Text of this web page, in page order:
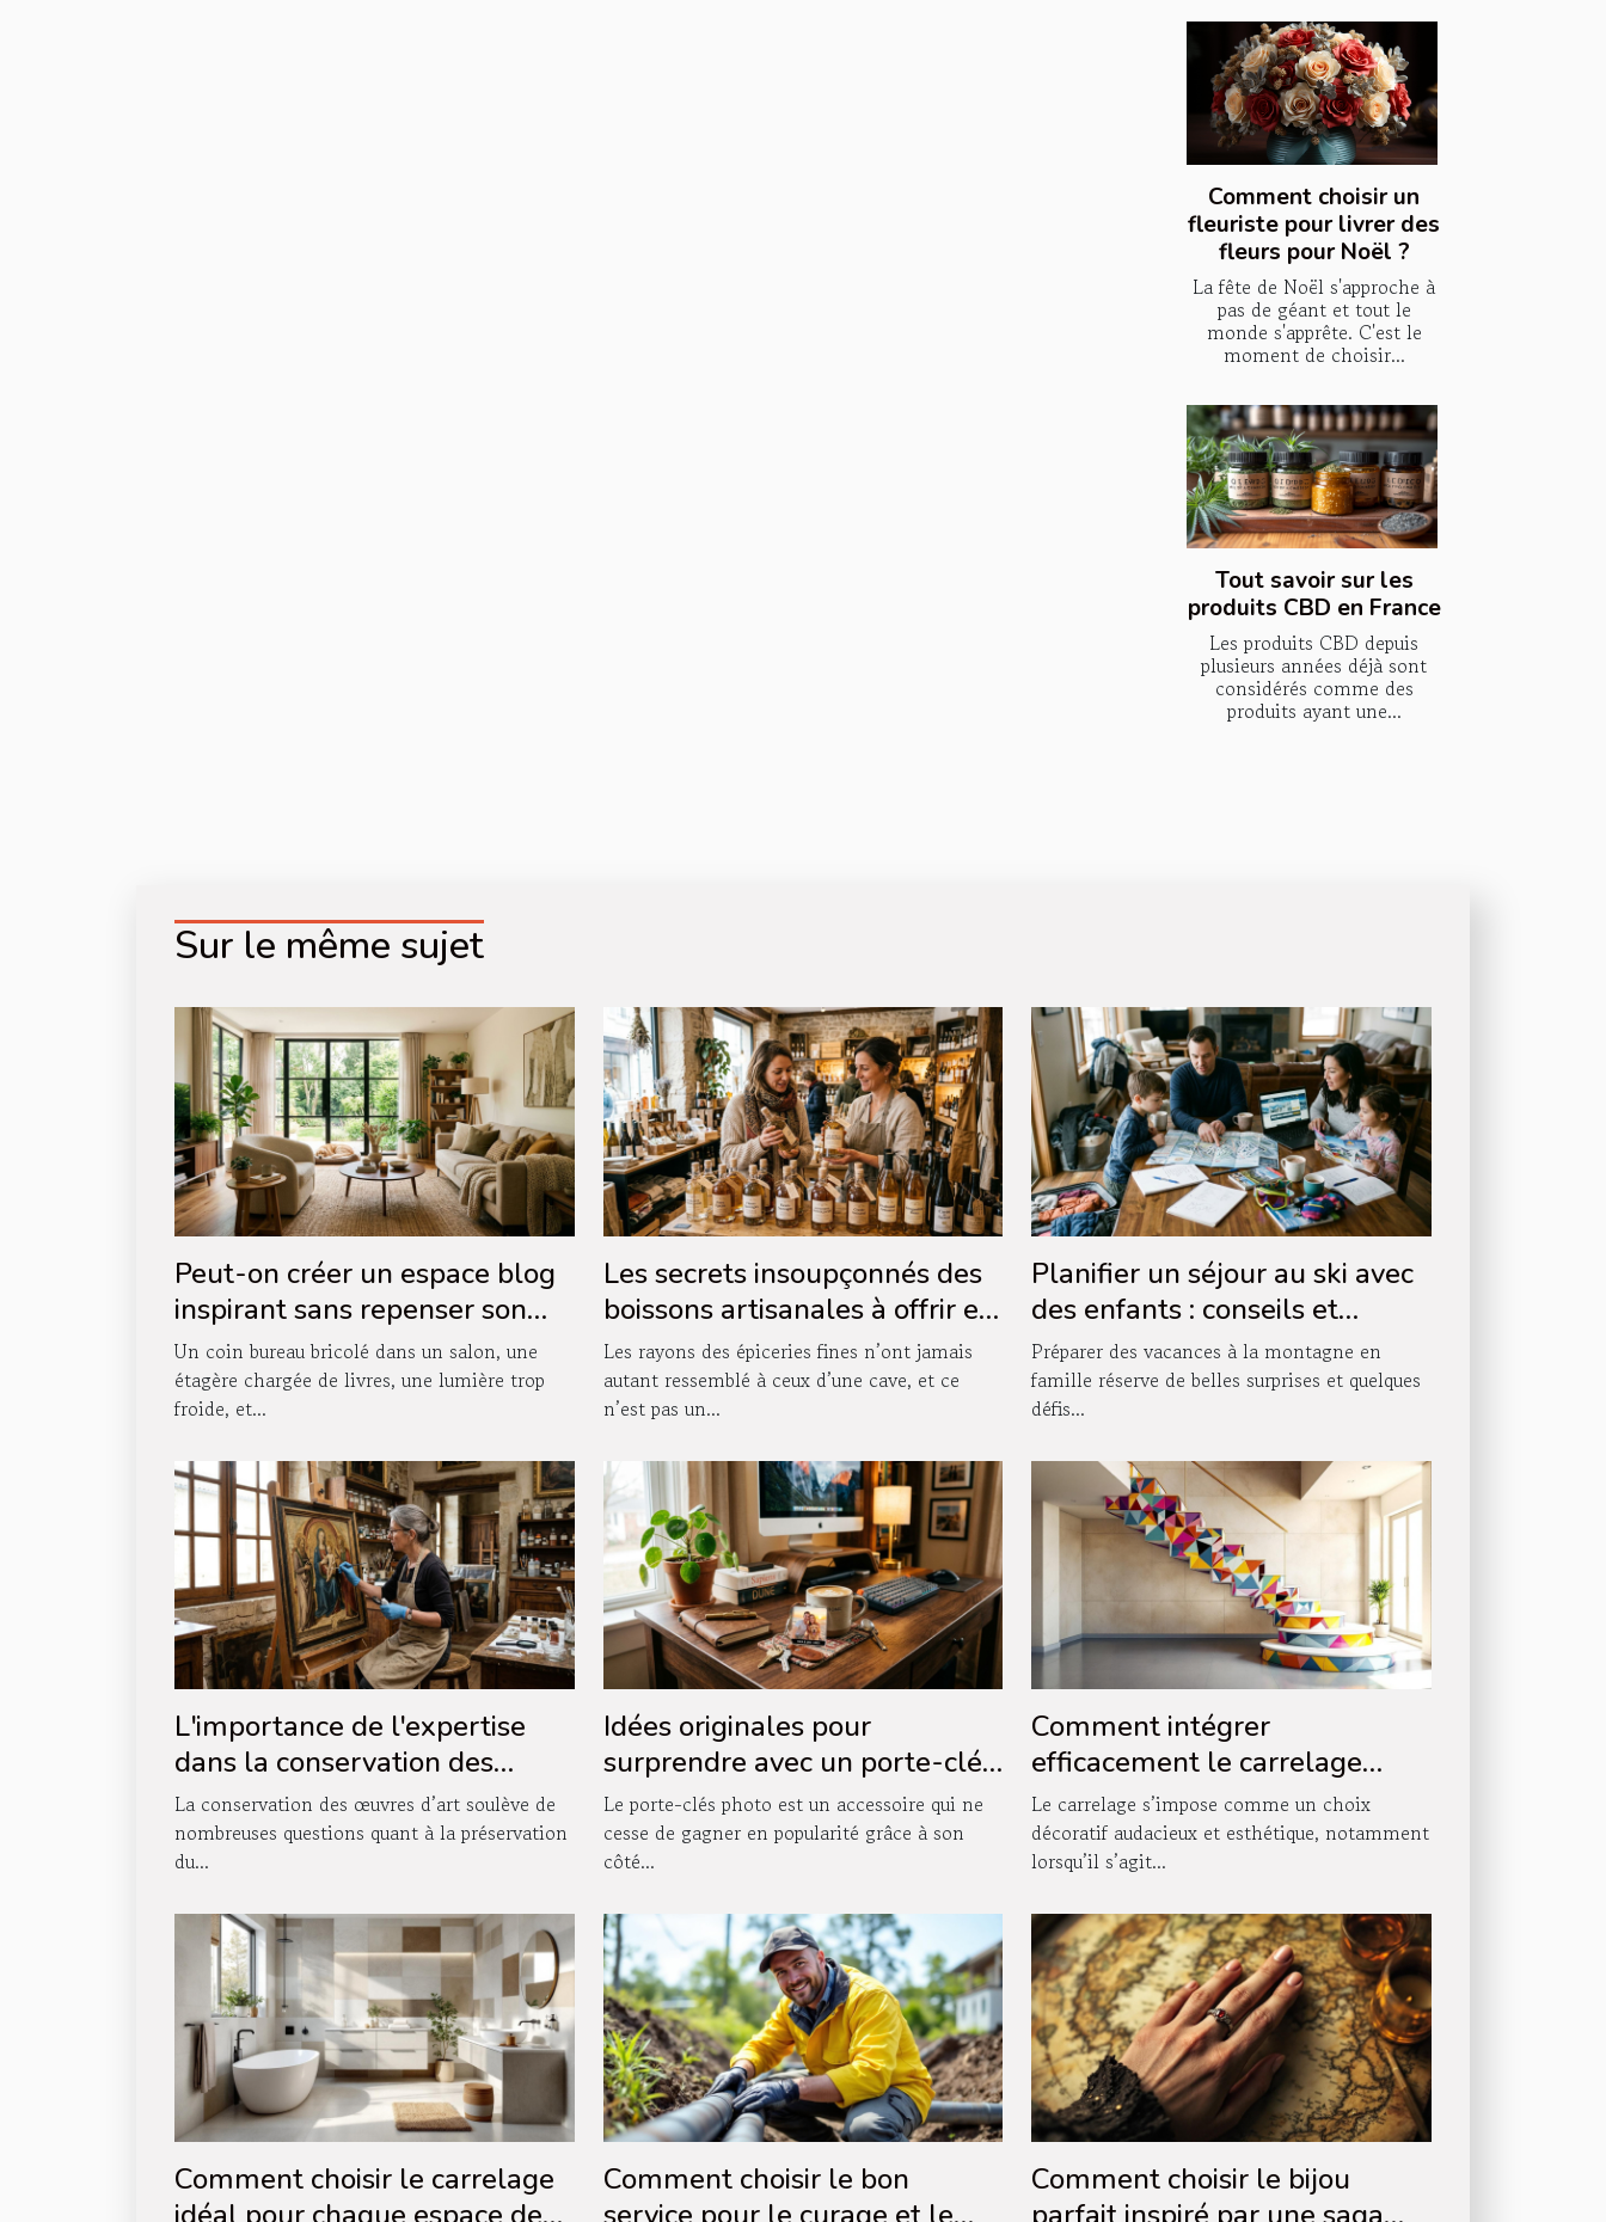
Comment choisir un
fleuriste pour livrer des
fleurs pour Noël ?
La fête de Noël s'approche à
pas de géant et tout le
monde s'apprête. C'est le
moment de choisir...
Tout savoir sur les
produits CBD en France
Les produits CBD depuis
plusieurs années déjà sont
considérés comme des
produits ayant une...
Sur le même sujet
Peut-on créer un espace blog
inspirant sans repenser son
agencement intérieur ?
Un coin bureau bricolé dans un salon, une
étagère chargée de livres, une lumière trop
froide, et...
Les secrets insoupçonnés des
boissons artisanales à offrir en
boutique
Les rayons des épiceries fines n’ont jamais
autant ressemblé à ceux d’une cave, et ce
n’est pas un...
Planifier un séjour au ski avec
des enfants : conseils et
astuces
Préparer des vacances à la montagne en
famille réserve de belles surprises et quelques
défis...
L'importance de l'expertise
dans la conservation des
œuvres d'art
La conservation des œuvres d’art soulève de
nombreuses questions quant à la préservation
du...
Idées originales pour
surprendre avec un porte-clés
photo
Le porte-clés photo est un accessoire qui ne
cesse de gagner en popularité grâce à son
côté...
Comment intégrer
efficacement le carrelage
dans votre décoration
d'escalier ?
Le carrelage s’impose comme un choix
décoratif audacieux et esthétique, notamment
lorsqu’il s’agit...
Comment choisir le carrelage
Comment choisir le bon
Comment choisir le bijou